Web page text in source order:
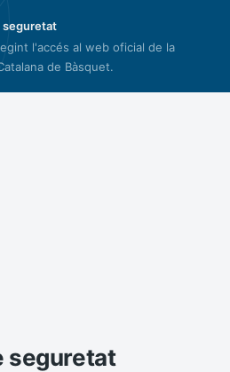
seguretat
l'accés al web oficial de la
de Bàsquet.
seguretat